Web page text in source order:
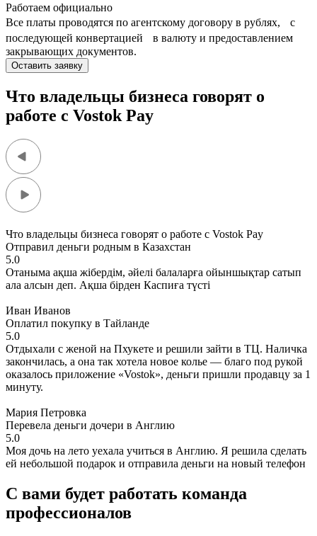
Работаем официально
Все платы проводятся по агентскому договору в рублях, с
последующей конвертацией в валюту и предоставлением
закрывающих документов.
Оставить заявку
Что владельцы бизнеса говорят о
работе с Vostok Pay
Что владельцы бизнеса говорят о работе с Vostok Pay
Отправил деньги родным в Казахстан
5.0
Отаныма ақша жібердім, әйелі балаларға ойыншықтар сатып
ала алсын деп. Ақша бірден Каспиға түсті
Иван Иванов
Оплатил покупку в Тайланде
5.0
Отдыхали с женой на Пхукете и решили зайти в ТЦ. Наличка
закончилась, а она так хотела новое колье — благо под рукой
оказалось приложение «Vostok», деньги пришли продавцу за 1
минуту.
Мария Петровка
Перевела деньги дочери в Англию
5.0
Моя дочь на лето уехала учиться в Англию. Я решила сделать
ей небольшой подарок и отправила деньги на новый телефон
С вами будет работать команда
профессионалов